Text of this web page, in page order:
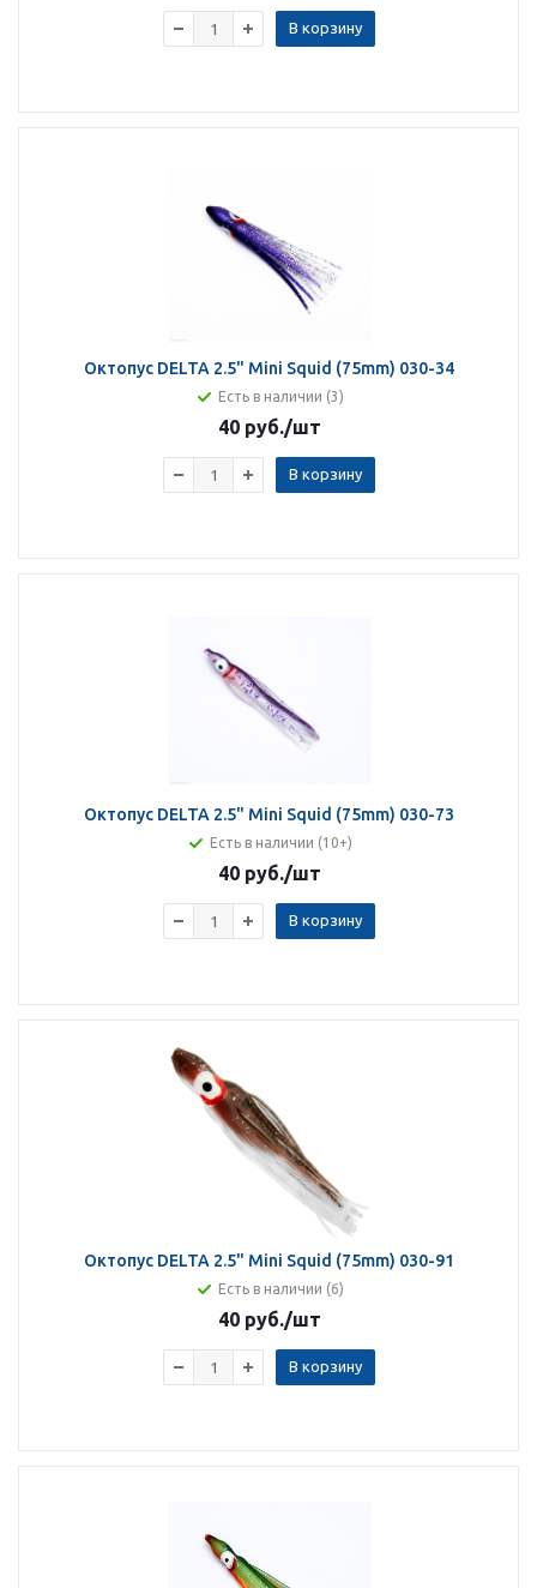
В корзину
Октопус DELTA 2.5" Mini Squid (75mm) 030-34
Есть в наличии (3)
40 руб./шт
В корзину
Октопус DELTA 2.5" Mini Squid (75mm) 030-73
Есть в наличии (10+)
40 руб./шт
В корзину
Октопус DELTA 2.5" Mini Squid (75mm) 030-91
Есть в наличии (6)
40 руб./шт
В корзину